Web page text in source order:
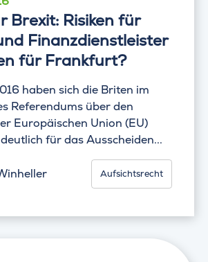
Brexit: Risiken für
Finanzdienstleister
für Frankfurt?
haben sich die Briten im
Referendums über den
Europäischen Union (EU)
für das Ausscheiden...
Aufsichtsrecht